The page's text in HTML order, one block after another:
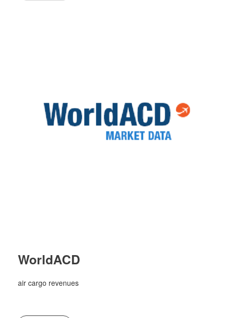
WorldACD
air cargo revenues